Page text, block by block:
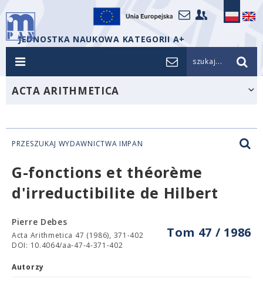
JEDNOSTKA NAUKOWA KATEGORII A+
szukaj...
ACTA ARITHMETICA
PRZESZUKAJ WYDAWNICTWA IMPAN
G-fonctions et théorème
d'irreductibilite de Hilbert
Tom 47 / 1986
Pierre Debes
Acta Arithmetica 47 (1986), 371-402
DOI: 10.4064/aa-47-4-371-402
Autorzy